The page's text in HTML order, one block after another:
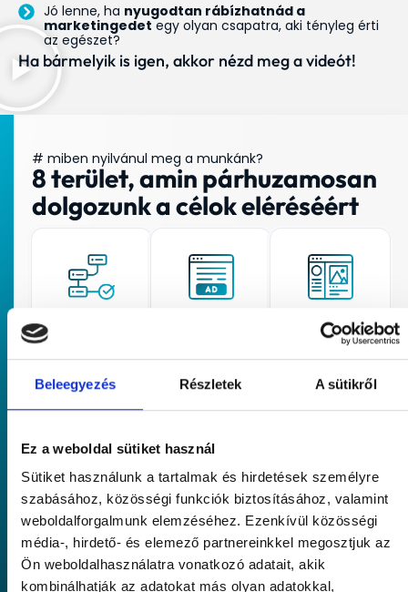
Beleegyezés Részletek A sütikről
Ez a weboldal sütiket használ
Sütiket használunk a tartalmak és hirdetések személyre
szabásához, közösségi funkciók biztosításához, valamint
weboldalforgalmunk elemzéséhez. Ezenkívül közösségi
média-, hirdető- és elemező partnereinkkel megosztjuk az
Ön weboldalhasználatra vonatkozó adatait, akik
kombinálhatják az adatokat más olyan adatokkal,
Jó lenne, ha nyugodtan rábízhatnád a
marketingedetegy olyan csapatra, aki tényleg érti
az egészet?
Ha bármelyik is igen, akkor nézd meg a videót!
# miben nyilvánul meg a munkánk?
8 terület, amin párhuzamosan
dolgozunk a célok eléréséért
Megnézzük,
miért
a
– és
lehet
továbbterelni
őket.
(PPC)
Megnézzük,
hol és
miért
látogatóid
hogyan
lehet
továbbterelni
őket.
Közösségi
média
(SMM)
Megmutatjuk,
melyik
jobban a
döntést.